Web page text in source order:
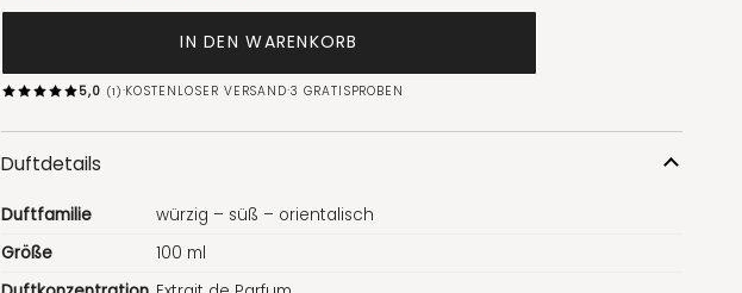
IN DEN WARENKORB
5,0 (1)·KOSTENLOSER VERSAND·3 GRATISPROBEN
Duftdetails
Duftfamilie
würzig – süß – orientalisch
Größe
100 ml